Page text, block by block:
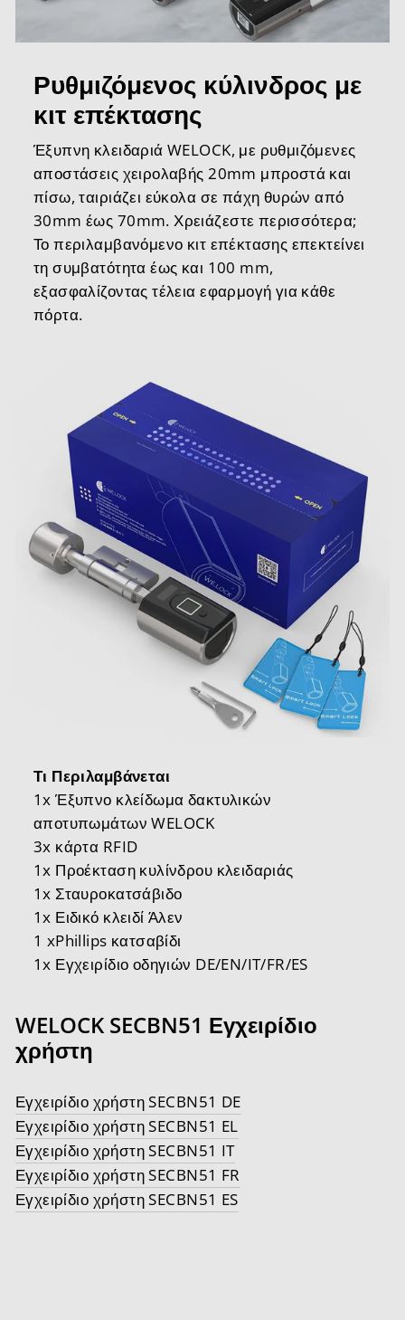
Ρυθμιζόμενος κύλινδρος με
κιτ επέκτασης
Έξυπνη κλειδαριά WELOCK, με ρυθμιζόμενες
αποστάσεις χειρολαβής 20mm μπροστά και
πίσω, ταιριάζει εύκολα σε πάχη θυρών από
30mm έως 70mm. Χρειάζεστε περισσότερα;
Το περιλαμβανόμενο κιτ επέκτασης επεκτείνει
τη συμβατότητα έως και 100 mm,
εξασφαλίζοντας τέλεια εφαρμογή για κάθε
πόρτα.
Τι Περιλαμβάνεται
1x Έξυπνο κλείδωμα δακτυλικών
αποτυπωμάτων WELOCK
3x κάρτα RFID
1x Προέκταση κυλίνδρου κλειδαριάς
1x Σταυροκατσάβιδο
1x Ειδικό κλειδί Άλεν
1 xPhillips κατσαβίδι
1x Εγχειρίδιο οδηγιών DE/EN/IT/FR/ES
WELOCK SECBN51 Εγχειρίδιο
χρήστη
Εγχειρίδιο χρήστη SECBN51 DE
Εγχειρίδιο χρήστη SECBN51 EL
Εγχειρίδιο χρήστη SECBN51 IT
Εγχειρίδιο χρήστη SECBN51 FR
Εγχειρίδιο χρήστη SECBN51 ES